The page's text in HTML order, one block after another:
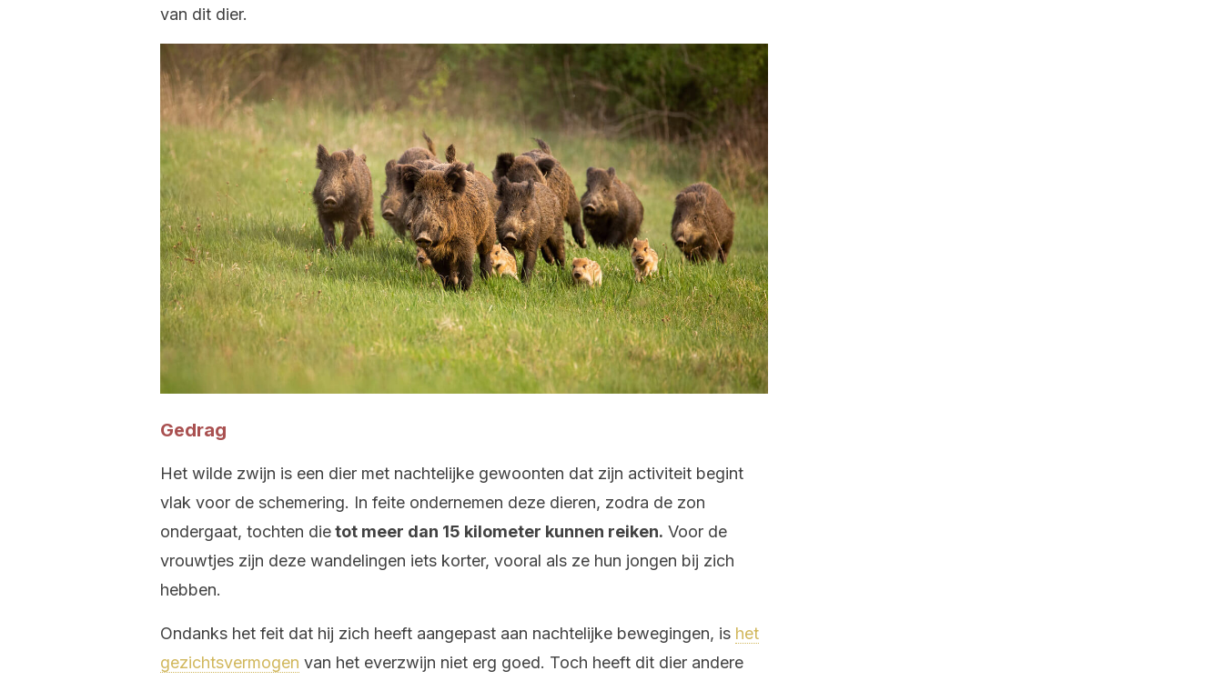
van dit dier.
Gedrag
Het wilde zwijn is een dier met nachtelijke gewoonten dat zijn activiteit begint
vlak voor de schemering. In feite ondernemen deze dieren, zodra de zon
ondergaat, tochten dietot meer dan 15 kilometer kunnen reiken. Voor de
vrouwtjes zijn deze wandelingen iets korter, vooral als ze hun jongen bij zich
hebben.
Ondanks het feit dat hij zich heeft aangepast aan nachtelijke bewegingen, is het
gezichtsvermogen van het everzwijn niet erg goed. Toch heeft dit dier andere